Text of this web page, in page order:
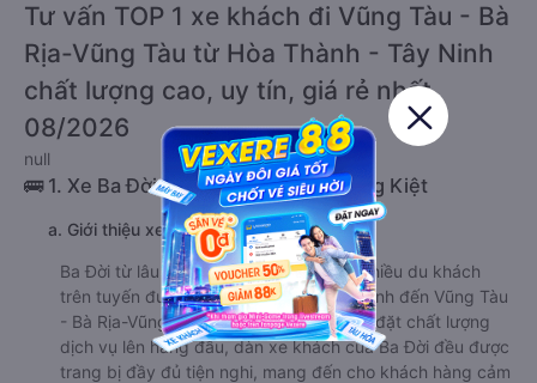
Tư vấn TOP 1 xe khách đi Vũng Tàu - Bà
Rịa-Vũng Tàu từ Hòa Thành - Tây Ninh
chất lượng cao, uy tín, giá rẻ nhất
08/2026
null
🚌 1. Xe Ba Đời khởi hành tại Lý Thường Kiệt
a. Giới thiệu xe Ba Đời
Ba Đời từ lâu đã gây ấn tượng với khá nhiều du khách
trên tuyến đường từ Hòa Thành - Tây Ninh đến Vũng Tàu
- Bà Rịa-Vũng Tàu. Là một hãng xe luôn đặt chất lượng
dịch vụ lên hàng đầu, dàn xe khách của Ba Đời đều được
trang bị đầy đủ tiện nghi, mang đến cho khách hàng cảm